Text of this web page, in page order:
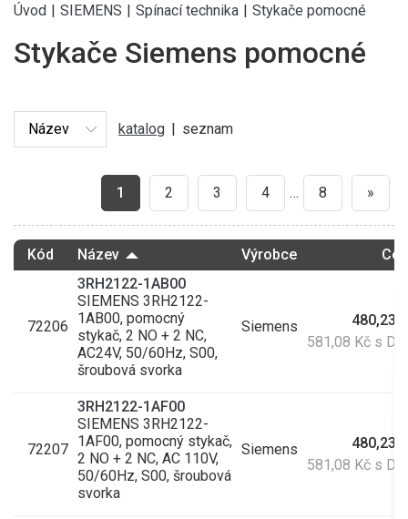
Úvod | SIEMENS | Spínací technika | Stykače pomocné
Stykače Siemens pomocné
katalog | seznam
1 2 3 4 … 8 »
Kód Název Výrobce
72206
3RH2122-1AB00
SIEMENS 3RH2122-
1AB00, pomocný
stykač, 2 NO + 2 NC,
AC24V, 50/60Hz, S00,
šroubová svorka
Siemens
480,23
581,08 Kč s
72207
3RH2122-1AF00
SIEMENS 3RH2122-
1AF00, pomocný stykač,
2 NO + 2 NC, AC 110V,
50/60Hz, S00, šroubová
svorka
Siemens
480,23
581,08 Kč s